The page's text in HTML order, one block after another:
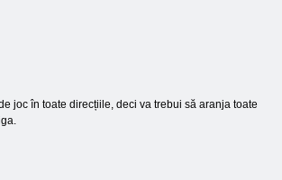
joc în toate direcțiile, deci va trebui să aranja toate